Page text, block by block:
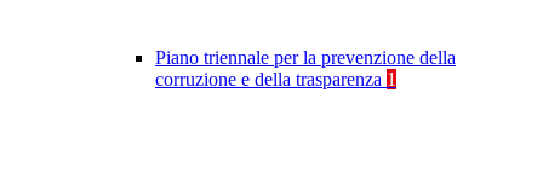
Piano triennale per la prevenzione della
corruzione e della trasparenza 1